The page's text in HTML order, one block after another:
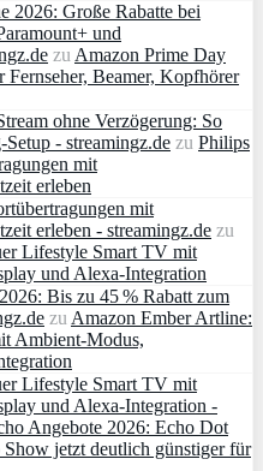
2026: Große Rabatte bei
und
zu Amazon Prime Day
Beamer, Kopfhörer
ohne Verzögerung: So
- streamingz.de zu Philips
mit
erleben
mit
erleben - streamingz.de zu
Lifestyle Smart TV mit
und Alexa‑Integration
Bis zu 45 % Rabatt zum
zu Amazon Ember Artline:
Ambient‑Modus,
Lifestyle Smart TV mit
und Alexa‑Integration -
Angebote 2026: Echo Dot
jetzt deutlich günstiger für